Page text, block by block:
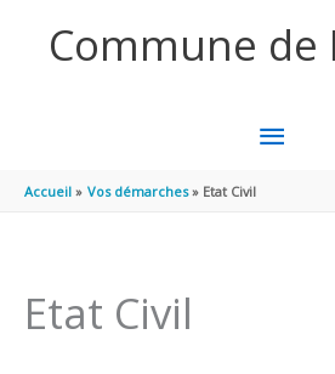
Commune de
MENU
Accueil Vos démarches Etat Civil
Etat Civil